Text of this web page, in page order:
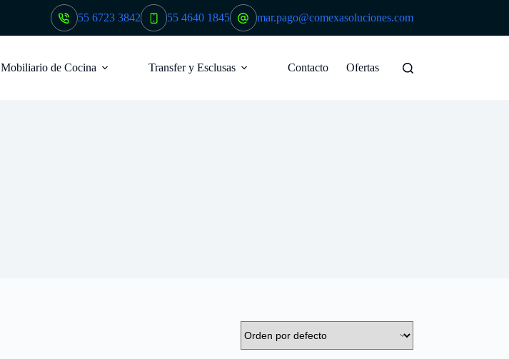
55 6723 3842 55 4640 1845 mar.pago@comexasoluciones.com
Mobiliario de Cocina Transfer y Esclusas Contacto Ofertas